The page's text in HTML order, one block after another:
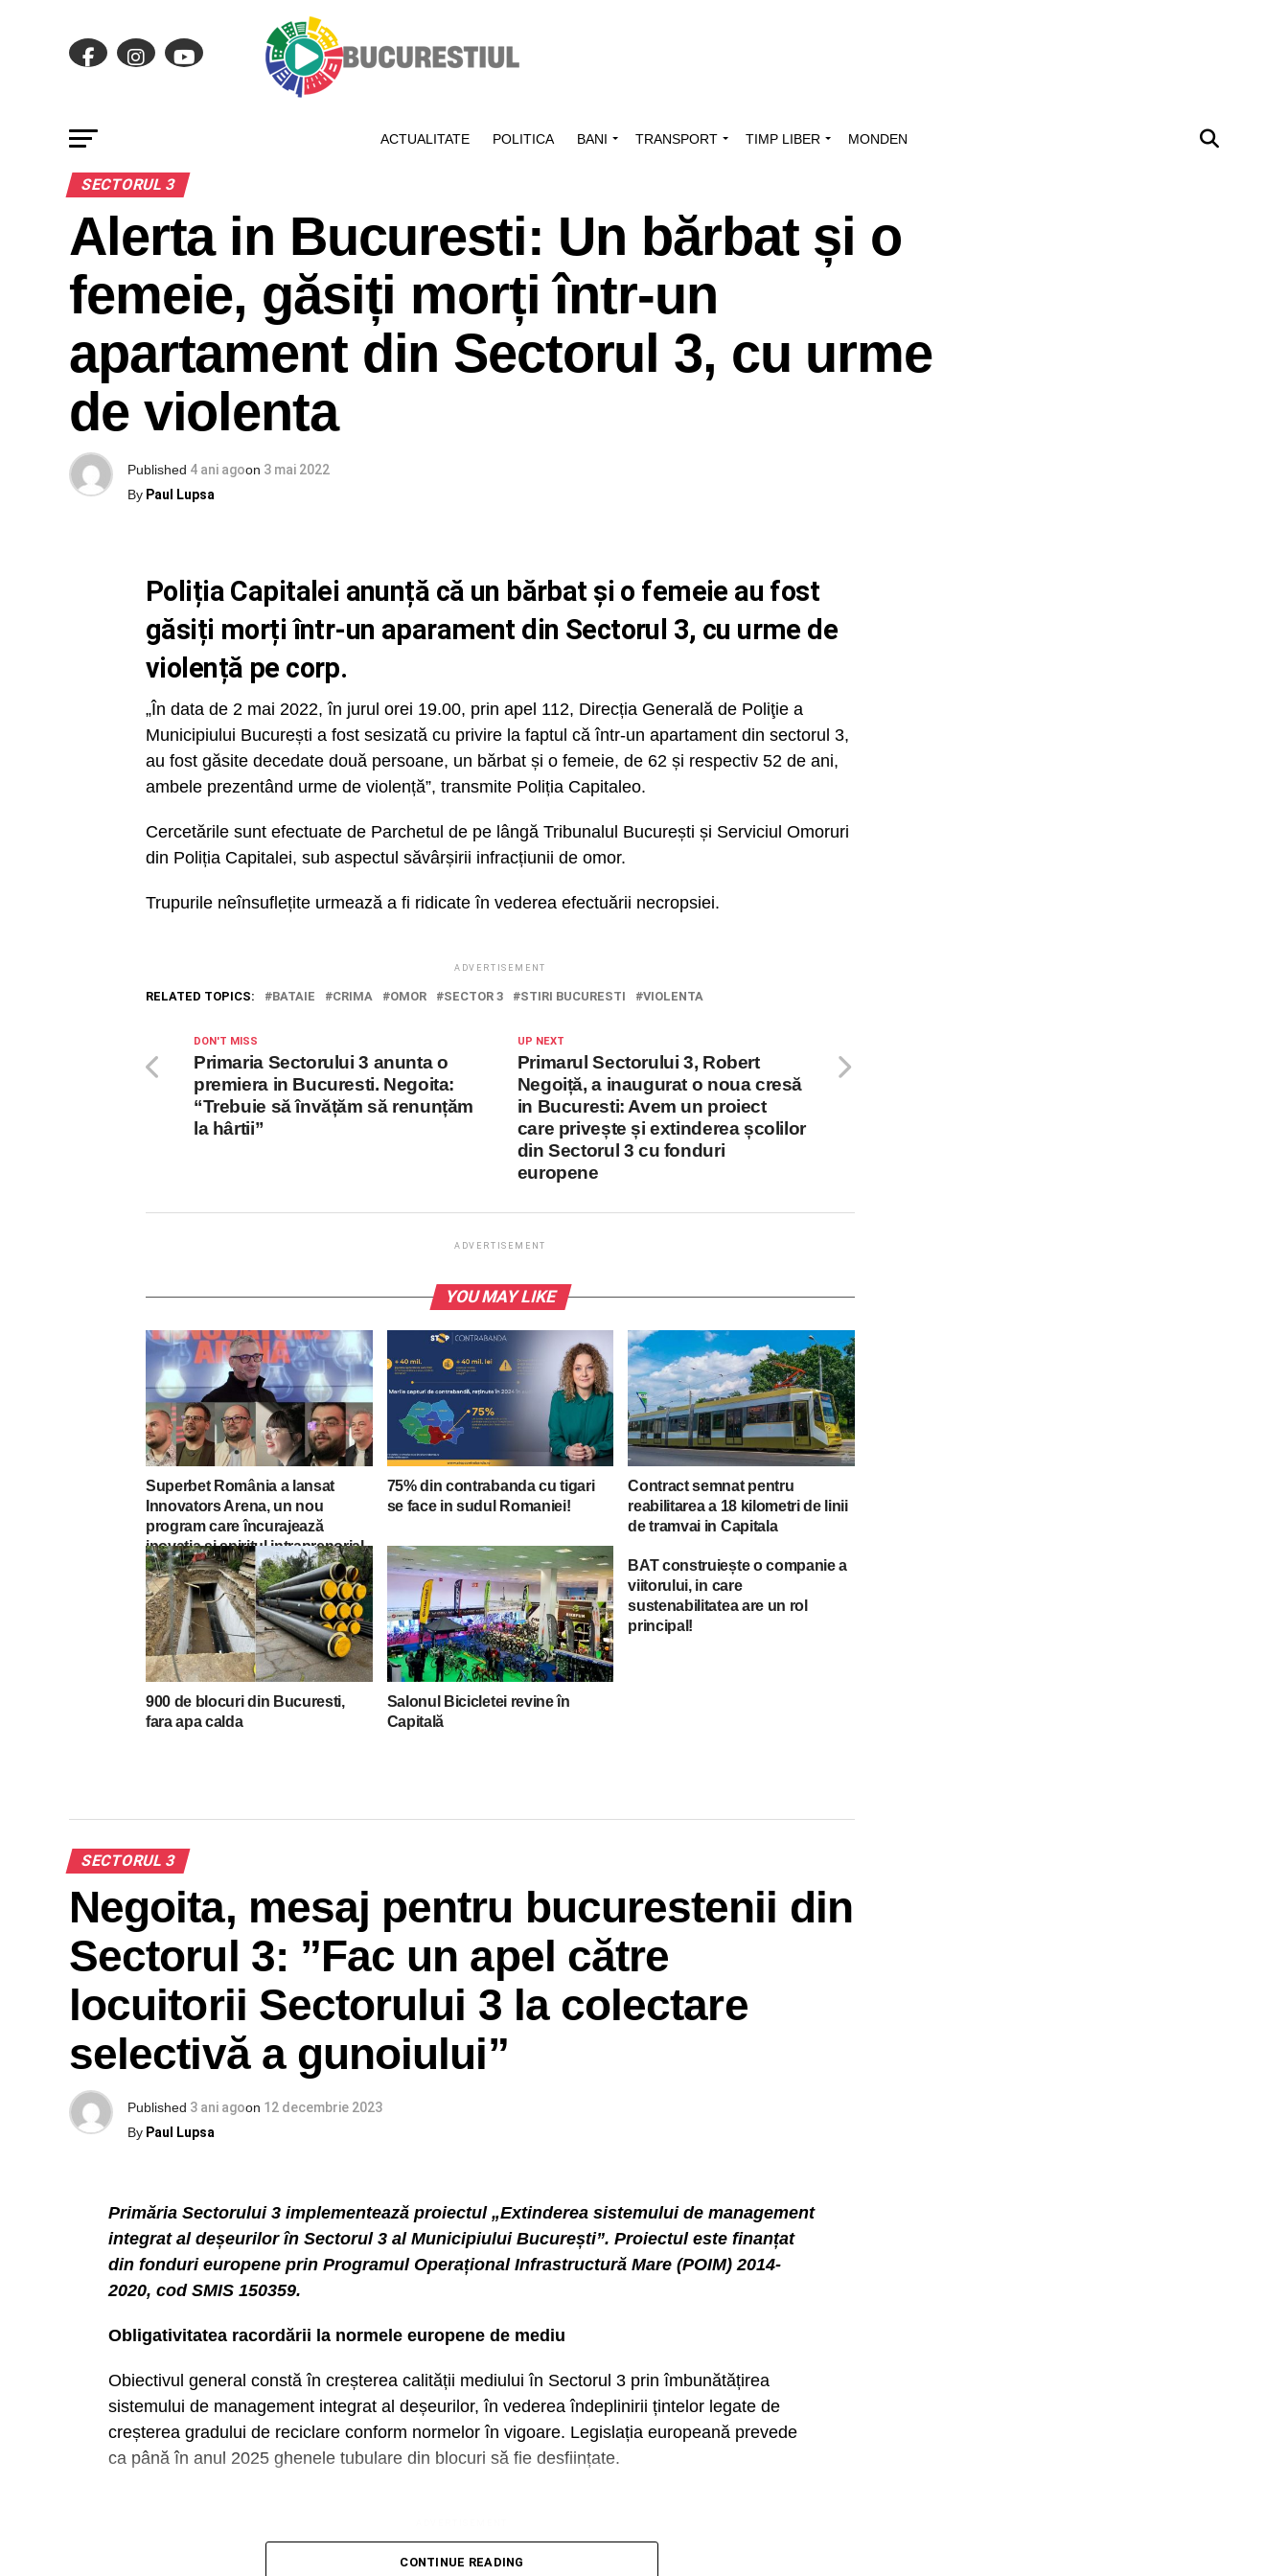
ACTUALITATE POLITICA BANI TRANSPORT TIMP LIBER MONDEN
SECTORUL 3
Alerta in Bucuresti: Un bărbat și o
femeie, găsiți morți într-un
apartament din Sectorul 3, cu urme
de violenta
Published 4 ani agoon 3 mai 2022
By Paul Lupsa
Poliția Capitalei anunță că un bărbat și o femeie au fost
găsiți morți într-un aparament din Sectorul 3, cu urme de
violență pe corp.
„În data de 2 mai 2022, în jurul orei 19.00, prin apel 112, Direcția Generală de Poliţie a
Municipiului București a fost sesizată cu privire la faptul că într-un apartament din sectorul 3,
au fost găsite decedate două persoane, un bărbat și o femeie, de 62 și respectiv 52 de ani,
ambele prezentând urme de violență”, transmite Poliția Capitaleo.
Cercetările sunt efectuate de Parchetul de pe lângă Tribunalul București și Serviciul Omoruri
din Poliția Capitalei, sub aspectul săvârșirii infracțiunii de omor.
Trupurile neînsuflețite urmează a fi ridicate în vederea efectuării necropsiei.
ADVERTISEMENT
RELATED TOPICS: BATAIE CRIMA OMOR SECTOR 3 STIRI BUCURESTI VIOLENTA
UP NEXT
Primarul Sectorului 3, Robert
Negoiță, a inaugurat o noua cresă
in Bucuresti: Avem un proiect
care privește și extinderea școlilor
din Sectorul 3 cu fonduri
europene
DON'T MISS
Primaria Sectorului 3 anunta o
premiera in Bucuresti. Negoita:
“Trebuie să învățăm să renunțăm
la hârtii”
ADVERTISEMENT
YOU MAY LIKE
Superbet România a lansat
Innovators Arena, un nou
program care încurajează
inovația și spiritul intraprenorial
75% din contrabanda cu tigari
se face in sudul Romaniei!
Contract semnat pentru
reabilitarea a 18 kilometri de linii
de tramvai in Capitala
900 de blocuri din Bucuresti,
fara apa calda
Salonul Bicicletei revine în
Capitală
BAT construiește o companie a
viitorului, in care
sustenabilitatea are un rol
principal!
SECTORUL 3
Negoita, mesaj pentru bucurestenii din
Sectorul 3: ”Fac un apel către
locuitorii Sectorului 3 la colectare
selectivă a gunoiului”
Published 3 ani agoon 12 decembrie 2023
By Paul Lupsa
Primăria Sectorului 3 implementează proiectul „Extinderea sistemului de management
integrat al deșeurilor în Sectorul 3 al Municipiului București”. Proiectul este finanțat
din fonduri europene prin Programul Operațional Infrastructură Mare (POIM) 2014-
2020, cod SMIS 150359.
Obligativitatea racordării la normele europene de mediu
Obiectivul general constă în creșterea calității mediului în Sectorul 3 prin îmbunătățirea
sistemului de management integrat al deșeurilor, în vederea îndeplinirii țintelor legate de
creșterea gradului de reciclare conform normelor în vigoare. Legislația europeană prevede
ca până în anul 2025 ghenele tubulare din blocuri să fie desființate.
Containere cu descărcare automată
CONTINUE READING